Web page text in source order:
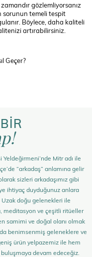
gözlemliyorsanız
sorunun temeli tespit
Böylece, daha kaliteli
artırabilirsiniz.
Geçer?
Yeldeğirmeni’nde Mitr adı ile
“arkadaş” anlamına gelir
sizleri arkadaşımız gibi
ihtiyaç duyduğunuz anlara
Uzak doğu gelenekleri ile
meditasyon ve çeşitli ritüeller
samimi ve doğal olanı olmak
benimsenmiş geleneklere ve
ürün yelpazemiz ile hem
devam edeceğiz.